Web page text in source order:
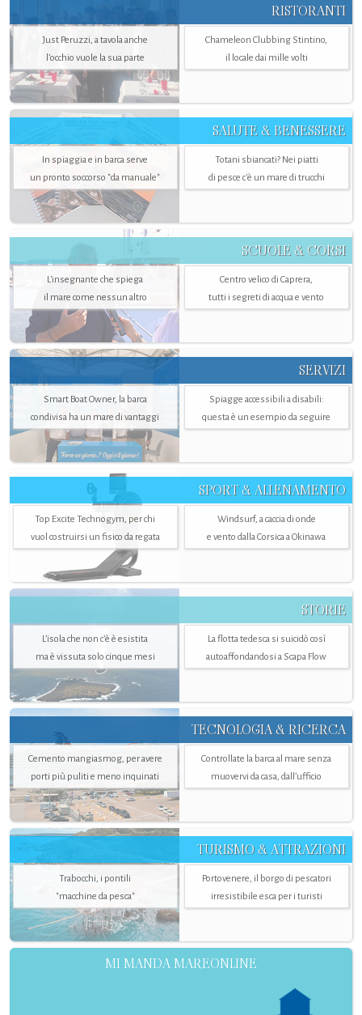
RISTORANTI
Just Peruzzi, a tavola anche
l’occhio vuole la sua parte
Chameleon Clubbing Stintino,
il locale dai mille volti
SALUTE & BENESSERE
In spiaggia e in barca serve
un pronto soccorso "da manuale"
Totani sbiancati? Nei piatti
di pesce c'è un mare di trucchi
SCUOLE & CORSI
L'insegnante che spiega
il mare come nessun altro
Centro velico di Caprera,
tutti i segreti di acqua e vento
SERVIZI
Smart Boat Owner, la barca
condivisa ha un mare di vantaggi
Spiagge accessibili a disabili:
questa è un esempio da seguire
SPORT & ALLENAMENTO
Top Excite Technogym, per chi
vuol costruirsi un fisico da regata
Windsurf, a caccia di onde
e vento dalla Corsica a Okinawa
STORIE
L’isola che non c'è è esistita
ma è vissuta solo cinque mesi
La flotta tedesca si suicidò così
autoaffondandosi a Scapa Flow
TECNOLOGIA & RICERCA
Cemento mangiasmog, per avere
porti più puliti e meno inquinati
Controllate la barca al mare senza
muovervi da casa, dall’ufficio
TURISMO & ATTRAZIONI
Trabocchi, i pontili
"macchine da pesca"
Portovenere, il borgo di pescatori
irresistibile esca per i turisti
MI MANDA MAREONLINE